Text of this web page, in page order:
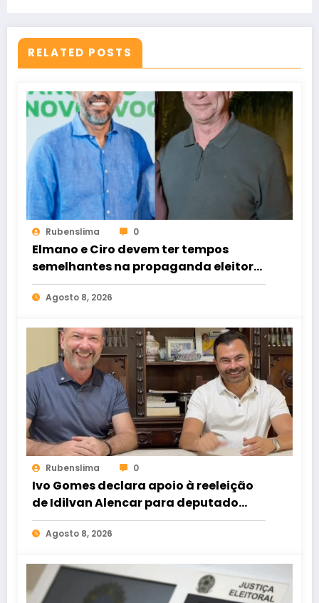
RELATED POSTS
Rubenslima 0
Elmano e Ciro devem ter tempos
semelhantes na propaganda eleitoral
de rádio e TV
Agosto 8, 2026
Rubenslima 0
Ivo Gomes declara apoio à reeleição
de Idilvan Alencar para deputado
federal
Agosto 8, 2026